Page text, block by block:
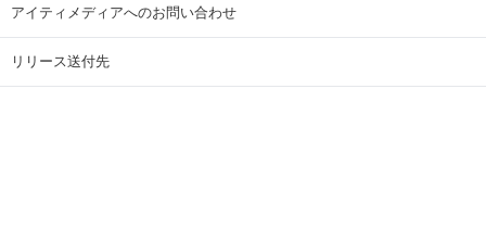
アイティメディアへのお問い合わせ
リリース送付先